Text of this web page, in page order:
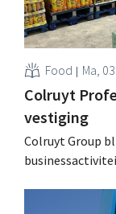
Food Ma,
Colruyt
vestiging
Colruyt Group
winkelformule